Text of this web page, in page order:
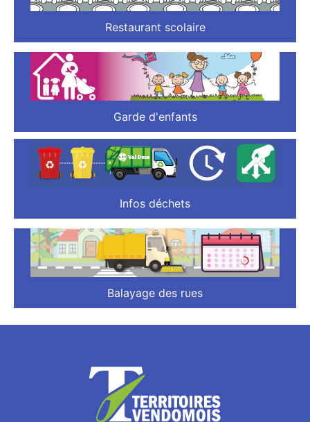
Restaurant scolaire
Garde d'enfants
Infos déchets
Balayage des rues